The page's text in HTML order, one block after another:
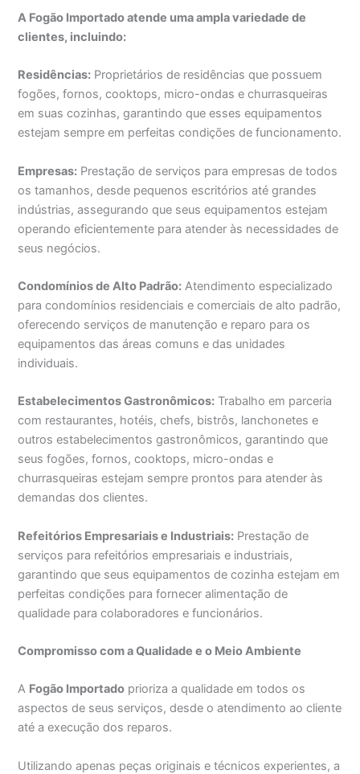
A Fogão Importado atende uma ampla variedade de
clientes, incluindo:
Residências: Proprietários de residências que possuem
fogões, fornos, cooktops, micro-ondas e churrasqueiras
em suas cozinhas, garantindo que esses equipamentos
estejam sempre em perfeitas condições de funcionamento.
Empresas: Prestação de serviços para empresas de todos
os tamanhos, desde pequenos escritórios até grandes
indústrias, assegurando que seus equipamentos estejam
operando eficientemente para atender às necessidades de
seus negócios.
Condomínios de Alto Padrão: Atendimento especializado
para condomínios residenciais e comerciais de alto padrão,
oferecendo serviços de manutenção e reparo para os
equipamentos das áreas comuns e das unidades
individuais.
Estabelecimentos Gastronômicos: Trabalho em parceria
com restaurantes, hotéis, chefs, bistrôs, lanchonetes e
outros estabelecimentos gastronômicos, garantindo que
seus fogões, fornos, cooktops, micro-ondas e
churrasqueiras estejam sempre prontos para atender às
demandas dos clientes.
Refeitórios Empresariais e Industriais: Prestação de
serviços para refeitórios empresariais e industriais,
garantindo que seus equipamentos de cozinha estejam em
perfeitas condições para fornecer alimentação de
qualidade para colaboradores e funcionários.
Compromisso com a Qualidade e o Meio Ambiente
A Fogão Importado prioriza a qualidade em todos os
aspectos de seus serviços, desde o atendimento ao cliente
até a execução dos reparos.
Utilizando apenas peças originais e técnicos experientes, a